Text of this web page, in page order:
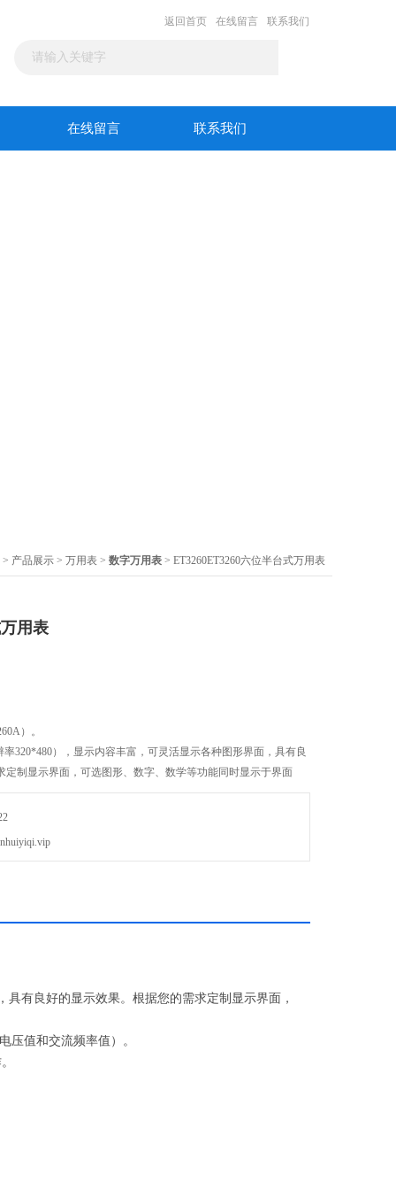
返回首页 在线留言 联系我们
在线留言 联系我们
> 产品展示 > 万用表 > 数字万用表 > ET3260ET3260六位半台式万用表
用表
）。
320*480），显示内容丰富，可灵活显示各种图形界面，具有良
定制显示界面，可选图形、数字、数学等功能同时显示于界面
信号的两项参数（例如交流电压测量下可同时显示交流电压值和
有良好的显示效果。根据您的需求定制显示界面，
压值和交流频率值）。